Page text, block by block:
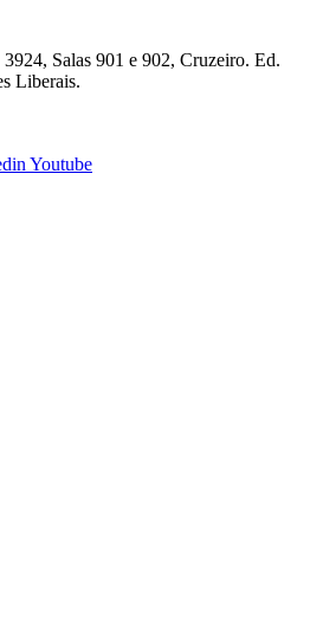
Salas 901 e 902, Cruzeiro. Ed.
Liberais.
Youtube